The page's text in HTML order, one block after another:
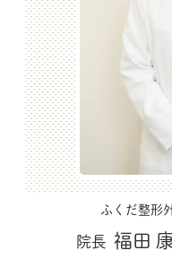
関節リウマチ患者の皆
する理解を深めてより
リウマチ教室を開催致
ビリや手術などの基本
の院長講演と、装具や
す。また、当日は血管
きます。
興味のある方は、ぜひ
（尚、個別の質問や健
御了承ください。）
ふくだ整形
院長 福田